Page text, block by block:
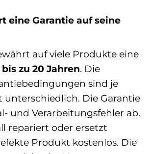
eine Garantie auf seine
auf viele Produkte eine
zu 20 Jahren. Die
sind je
unterschiedlich. Die Garantie
und Verarbeitungsfehler ab.
repariert oder ersetzt
Produkt kostenlos. Die